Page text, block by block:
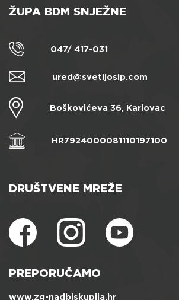
ŽUPA BDM SNJEŽNE
047/ 417-031
ured@svetijosip.com
Boškovićeva 36, Karlovac
HR7924000081110197100
DRUŠTVENE MREŽE
PREPORUČAMO
www.zg-nadbiskupija.hr